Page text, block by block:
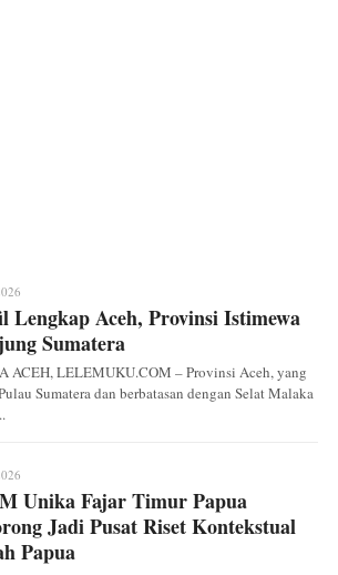
Lengkap Aceh, Provinsi Istimewa
Sumatera
ACEH, LELEMUKU.COM – Provinsi Aceh, yang
Sumatera dan berbatasan dengan Selat Malaka
Unika Fajar Timur Papua
Jadi Pusat Riset Kontekstual
Papua